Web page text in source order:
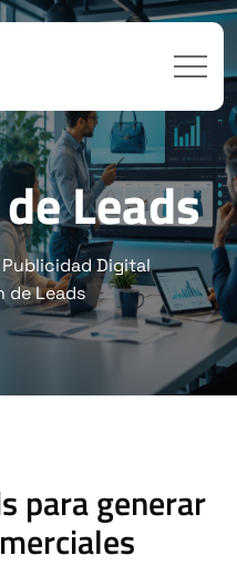
Leads
Publicidad Digital
de Leads
para generar